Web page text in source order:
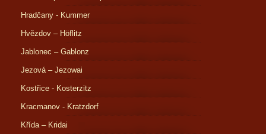
Hradčany - Kummer
Hvězdov – Höflitz
Jablonec – Gablonz
Jezová – Jezowai
Kostřice - Kosterzitz
Kracmanov - Kratzdorf
Křída – Kridai